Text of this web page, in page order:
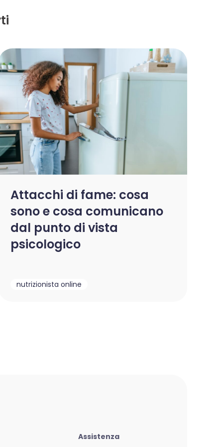
Attacchi di fame: cosa
sono e cosa comunicano
dal punto di vista
psicologico
nutrizionista online
Assistenza